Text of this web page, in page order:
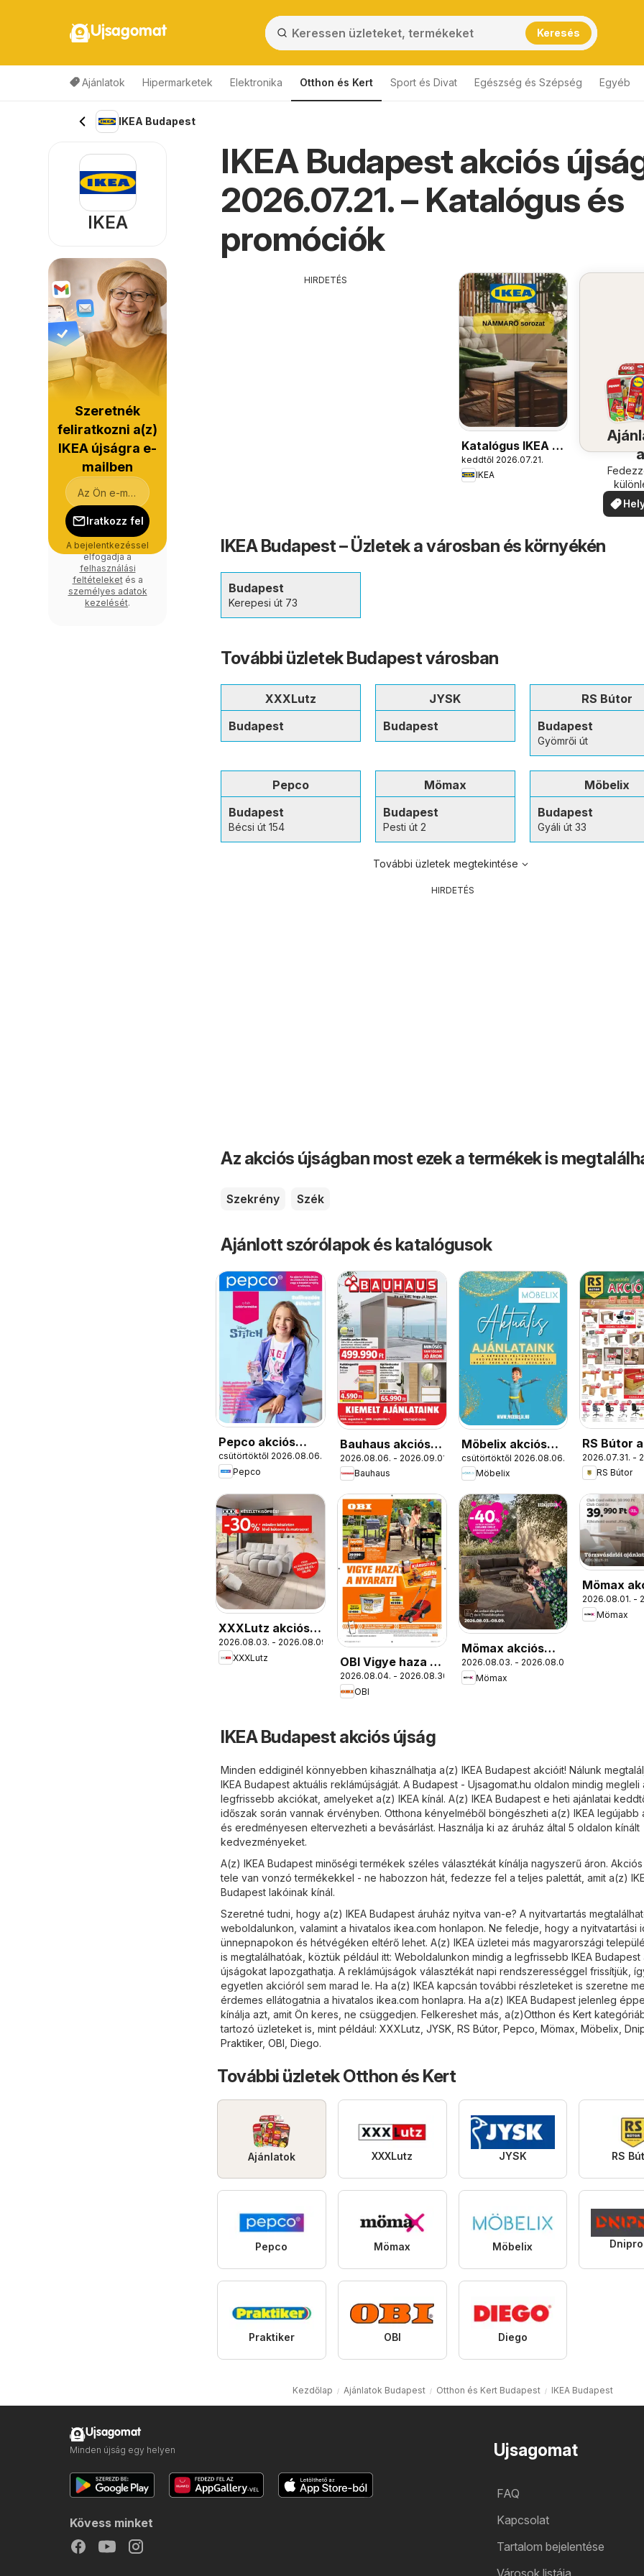
Ujsagomat Keresés
Ajánlatok Hipermarketek Elektronika Otthon és Kert Sport és Divat Egészség és Szépség Egyéb
IKEA Budapest
IKEA Budapest akciós
2026.07.21. – Katalógus és
promóciók
HIRDETÉS
Katalógus IKEA -
NÄMMARÖ
sorozat
keddtől 2026.07.21.
IKEA
a
IKEA Budapest – Üzletek a városban és környékén
Budapest
Kerepesi út 73
További üzletek Budapest városban
XXXLutz
Budapest
JYSK
Budapest
RS Bútor
Budapest
Gyömrői út
Pepco
Budapest
Bécsi út 154
Mömax
Budapest
Pesti út 2
Möbelix
Budapest
Gyáli út 33
További üzletek megtekintése
HIRDETÉS
Az akciós újságban most ezek a termékek is
Szekrény Szék
Ajánlott szórólapok és katalógusok
Pepco akciós
újság
csütörtöktől 2026.08.06.
Pepco
Bauhaus akciós
újság
2026.08.06. - 2026.09.01.
Bauhaus
Möbelix akciós
újság
csütörtöktől 2026.08.06.
Möbelix
RS Bútor
újság
2026.07.31. -
RS Bútor
XXXLutz akciós
újság
2026.08.03. - 2026.08.09.
XXXLutz
OBI Vigye haza a
nyarat!
2026.08.04. - 2026.08.30.
OBI
Mömax akciós
újság
2026.08.03. - 2026.08.09.
Mömax
Mömax
újság
2026.08.01. -
Mömax
IKEA Budapest akciós újság
Minden eddiginél könnyebben kihasználhatja a(z) IKEA Budapest akcióit! Nálunk
IKEA Budapest aktuális reklámújságját. A Budapest - Ujsagomat.hu oldalon mindig megleli
legfrissebb akciókat, amelyeket a(z) IKEA kínál. A(z) IKEA Budapest e heti ajánlatai
időszak során vannak érvényben. Otthona kényelméből böngészheti a(z) IKEA legújabb
és eredményesen eltervezheti a bevásárlást. Használja ki az áruház által 5 oldalon kínált
kedvezményeket.
A(z) IKEA Budapest minőségi termékek széles választékát kínálja nagyszerű áron.
tele van vonzó termékekkel - ne habozzon hát, fedezze fel a teljes palettát, amit a(z)
Budapest lakóinak kínál.
Szeretné tudni, hogy a(z) IKEA Budapest áruház nyitva van-e? A nyitvartartás
weboldalunkon, valamint a hivatalos ikea.com honlapon. Ne feledje, hogy a nyitvatartási
ünnepnapokon és hétvégéken eltérő lehet. A(z) IKEA üzletei más magyarországi
is megtalálhatóak, köztük például itt: Weboldalunkon mindig a legfrissebb IKEA Budapest
újságokat lapozgathatja. A reklámújságok választékát napi rendszerességgel frissítjük,
egyetlen akcióról sem marad le. Ha a(z) IKEA kapcsán további részleteket is szeretne
érdemes ellátogatnia a hivatalos ikea.com honlapra. Ha a(z) IKEA Budapest jelenleg
kínálja azt, amit Ön keres, ne csüggedjen. Felkereshet más, a(z)Otthon és Kert
tartozó üzleteket is, mint például: XXXLutz, JYSK, RS Bútor, Pepco, Mömax, Möbelix,
Praktiker, OBI , Diego.
További üzletek Otthon és Kert
Ajánlatok XXXLutz JYSK RS
Pepco Mömax Möbelix
Praktiker OBI Diego
Kezdőlap Ajánlatok Budapest Otthon és Kert Budapest IKEA Budapest
IKEA
Szeretnék
feliratkozni a(z)
IKEA újságra e-
mailben
Iratkozz fel
A bejelentkezéssel
elfogadja a
felhasználási
feltételeketés a
személyes adatok
kezelését.
Ujsagomat
FAQ
Kapcsolat
Tartalom bejelentése
Ujsagomat
Minden újság egy helyen
Kövess minket